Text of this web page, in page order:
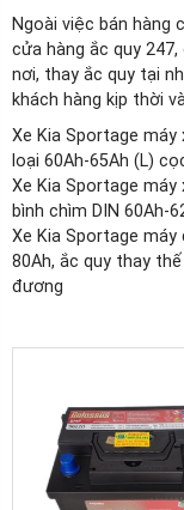
Ngoài việc bán hàng
cửa hàng ắc quy
nơi, thay ắc quy tại
khách hàng kịp thời
Xe Kia Sportage
loại 60Ah-65Ah (L)
Xe Kia Sportage
bình chìm DIN 60Ah-
Xe Kia Sportage máy
80Ah, ắc quy thay
đương